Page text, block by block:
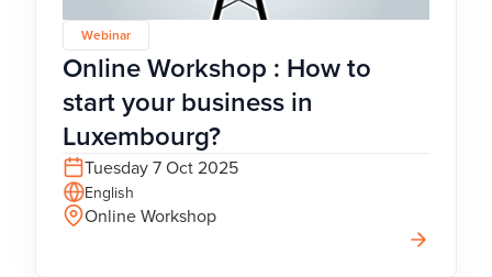
Webinar
Online Workshop : How to
start your business in
Luxembourg?
Tuesday 7 Oct 2025
English
Online Workshop